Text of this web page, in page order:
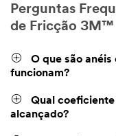
Perguntas
de Fricção 3M™
O que são
funcionam?
Qual
alcançado?